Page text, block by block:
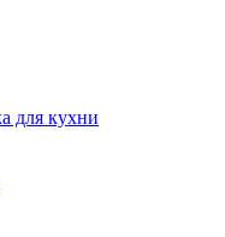
для кухни